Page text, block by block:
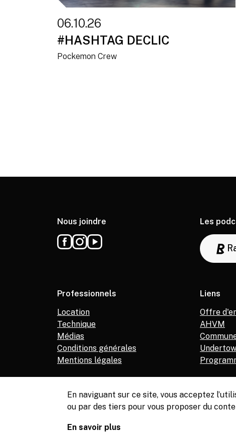
06.10.26
#HASHTAG DECLIC
Pockemon Crew
Nous joindre Les
Professionnels
Location
Technique
Médias
Conditions générales
Mentions légales
Liens
Offre
AHVM
En naviguant sur ce site, vous acceptez
ou par des tiers pour vous proposer du
En savoir plus